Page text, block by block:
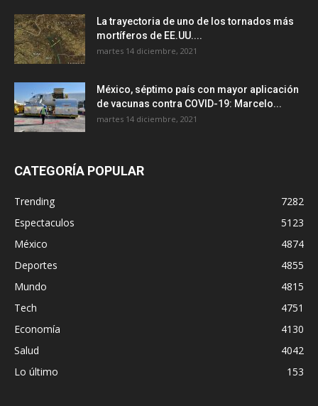
La trayectoria de uno de los tornados más
mortíferos de EE.UU....
martes 14 diciembre, 2021
México, séptimo país con mayor aplicación
de vacunas contra COVID-19: Marcelo...
martes 14 diciembre, 2021
CATEGORÍA POPULAR
Trending
7282
Espectaculos
5123
México
4874
Deportes
4855
Mundo
4815
Tech
4751
Economía
4130
Salud
4042
Lo último
153